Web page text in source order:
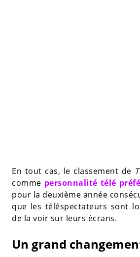
En tout cas, le classement de
comme personnalité télé
pour la deuxième année
que les téléspectateurs sont
de la voir sur leurs écrans.
Un grand